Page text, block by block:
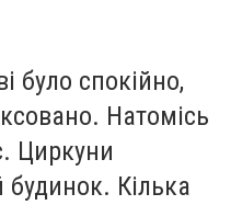
було спокійно,
Натомісь
Циркуни
Кілька